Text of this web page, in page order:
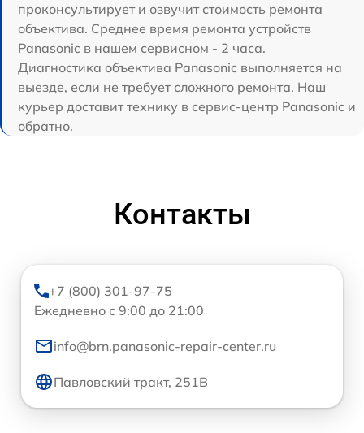
проконсультирует и озвучит стоимость ремонта
объектива. Среднее время ремонта устройств
Panasonic в нашем сервисном - 2 часа.
Диагностика объектива Panasonic выполняется на
выезде, если не требует сложного ремонта. Наш
курьер доставит технику в сервис-центр Panasonic и
обратно.
Контакты
+7 (800) 301-97-75
Ежедневно с 9:00 до 21:00
info@brn.panasonic-repair-center.ru
Павловский тракт, 251В